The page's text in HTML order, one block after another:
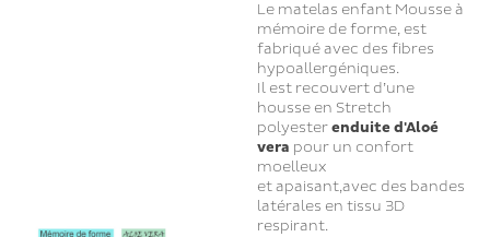
Le matelas enfant Mousse à
mémoire de forme, est
fabriqué avec des fibres
hypoallergéniques.
Il est recouvert d’une
housse en Stretch
polyesterenduite d'Aloé
vera pour un confort
moelleux
et apaisant,avec des bandes
latérales en tissu 3D
respirant.